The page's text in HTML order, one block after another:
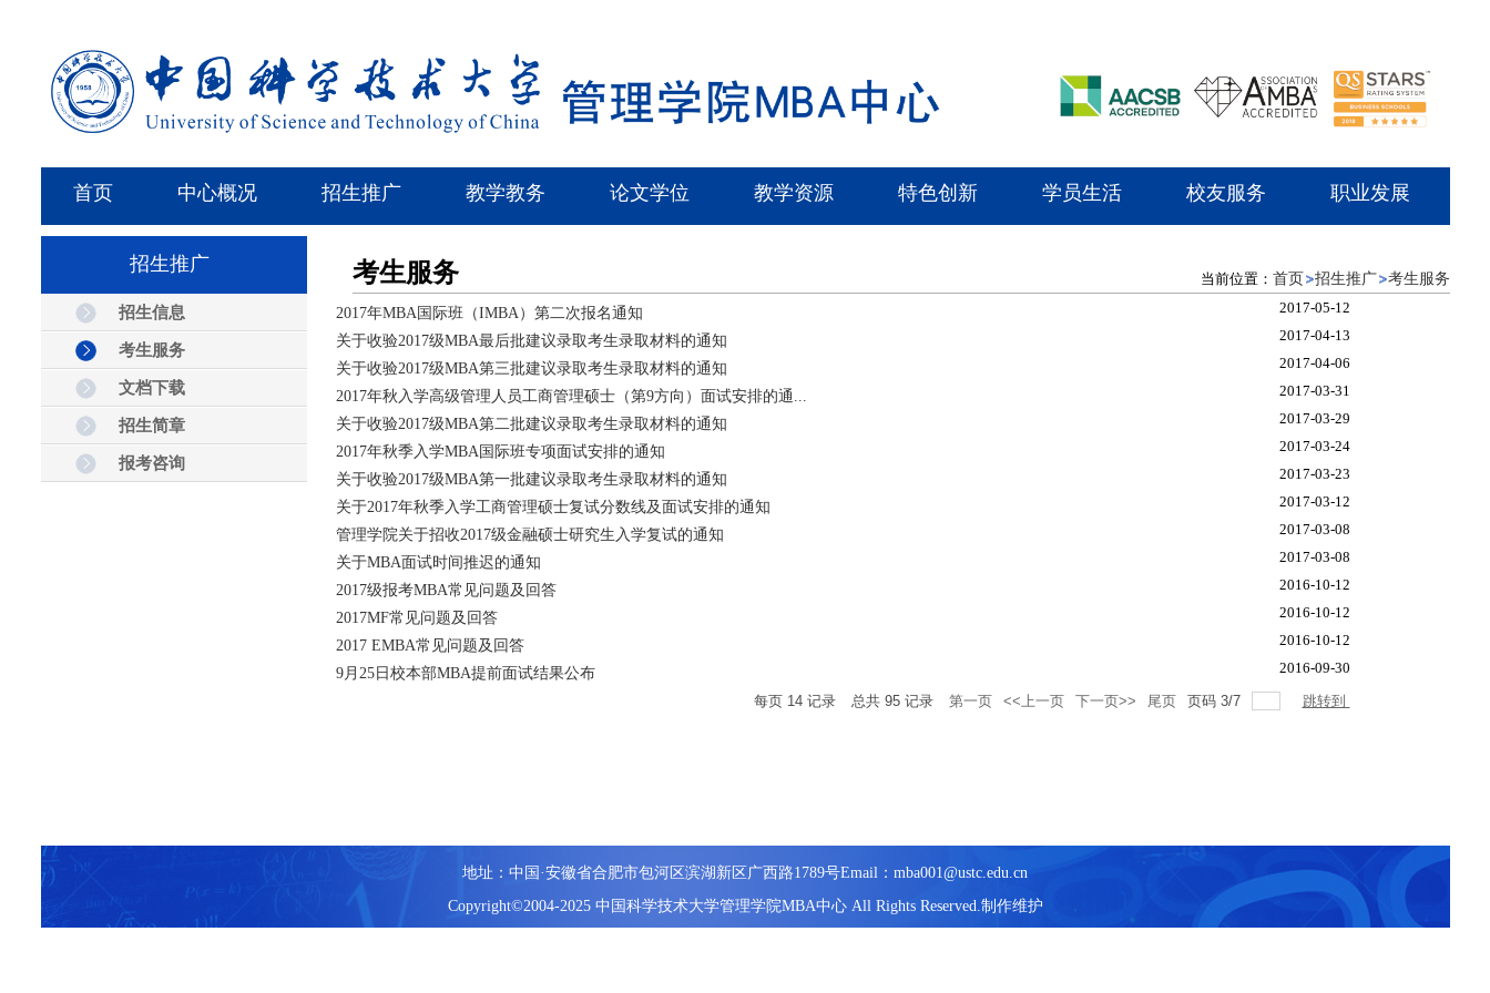
首页 中心概况 招生推广 教学教务 论文学位 教学资源 特色创新 学员生活 校友服务 职业发展
招生推广
招生信息
考生服务
文档下载
招生简章
报考咨询
考生服务 当前位置： 首页 招生推广 考生服务
2017年MBA国际班（IMBA）第二次报名通知
2017-05-12
关于收验2017级MBA最后批建议录取考生录取材料的通知
2017-04-13
关于收验2017级MBA第三批建议录取考生录取材料的通知
2017-04-06
2017年秋入学高级管理人员工商管理硕士（第9方向）面试安排的通...
2017-03-31
关于收验2017级MBA第二批建议录取考生录取材料的通知
2017-03-29
2017年秋季入学MBA国际班专项面试安排的通知
2017-03-24
关于收验2017级MBA第一批建议录取考生录取材料的通知
2017-03-23
关于2017年秋季入学工商管理硕士复试分数线及面试安排的通知
2017-03-12
管理学院关于招收2017级金融硕士研究生入学复试的通知
2017-03-08
关于MBA面试时间推迟的通知
2017-03-08
2017级报考MBA常见问题及回答
2016-10-12
2017MF常见问题及回答
2016-10-12
2017 EMBA常见问题及回答
2016-10-12
9月25日校本部MBA提前面试结果公布
2016-09-30
每页 14记录 总共 95记录 第一页 <<上一页 下一页>> 尾页 页码 3/7 跳转到
地址：中国·安徽省合肥市包河区滨湖新区广西路1789号Email：mba001@ustc.edu.cn
Copyright©2004-2025 中国科学技术大学管理学院MBA中心 All Rights Reserved.制作维护